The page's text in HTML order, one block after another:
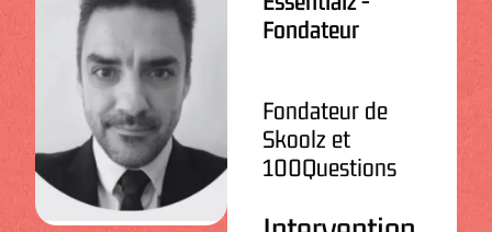
Fondateur
Fondateur de
Skoolz et
100Questions